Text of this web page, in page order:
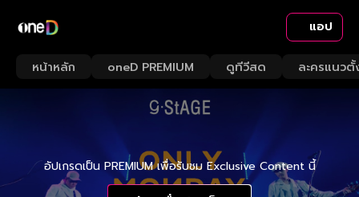
แอป
หน้าหลัก oneD PREMIUM ดูทีวีสด ละครแนวตั้
อัปเกรดเป็น PREMIUM เพื่อรับชม Exclusive Content นี้